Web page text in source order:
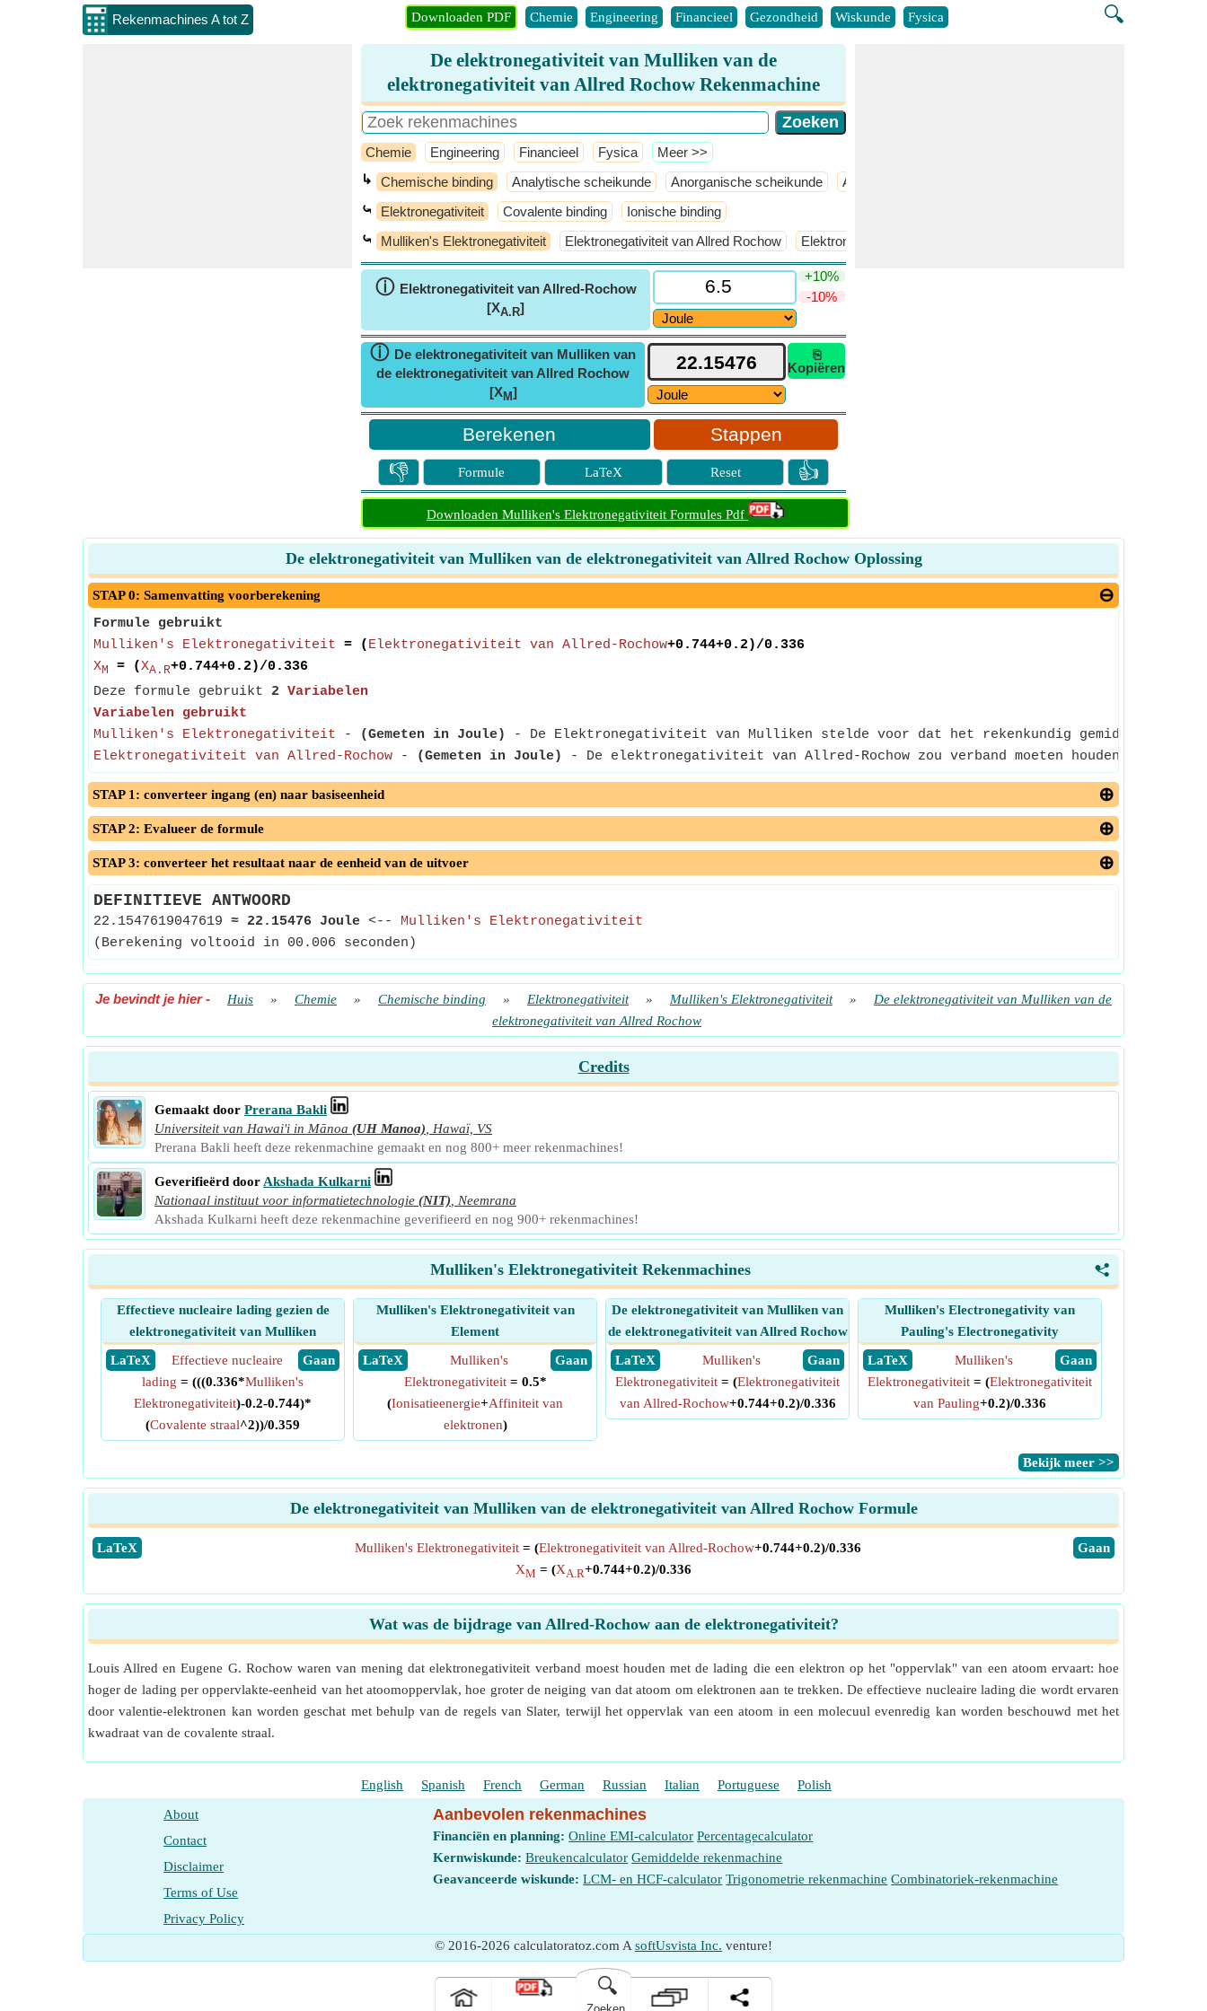
Rekenmachines A tot Z 🔍
Downloaden PDF Chemie Engineering Financieel Gezondheid Wiskunde Fysica
De elektronegativiteit van Mulliken van de
elektronegativiteit van Allred Rochow Rekenmachine
Chemie Engineering Financieel Fysica ​Meer >>
↳ Chemische binding Analytische scheikunde Anorganische scheikunde Atmosferische Chemie
⤿ Elektronegativiteit Covalente binding Ionische binding
⤿ Mulliken's Elektronegativiteit Elektronegativiteit van Allred Rochow Elektronegativiteit van Pauling
ⓘ Elektronegativiteit van Allred-Rochow
[XA.R]
+10%
-10%
ⓘ De elektronegativiteit van Mulliken van
de elektronegativiteit van Allred Rochow
[XM]
⎘
Kopiëren
Stappen
👎 Formule LaTeX Reset 👍
Downloaden Mulliken's Elektronegativiteit Formules Pdf
De elektronegativiteit van Mulliken van de elektronegativiteit van Allred Rochow Oplossing
STAP 0: Samenvatting voorberekening
Formule gebruikt
Mulliken's Elektronegativiteit = ( Elektronegativiteit van Allred-Rochow+0.744+0.2)/0.336
XM = (XA.R+0.744+0.2)/0.336
Deze formule gebruikt 2 Variabelen
Variabelen gebruikt
Mulliken's Elektronegativiteit - (Gemeten in Joule)
- De Elektronegativiteit van Mulliken stelde voor dat het rekenkundig gemiddelde
Elektronegativiteit van Allred-Rochow - (Gemeten in Joule) - De elektronegativiteit van Allred-Rochow zou verband moeten houden met de
STAP 1: converteer ingang (en) naar basiseenheid
STAP 2: Evalueer de formule
STAP 3: converteer het resultaat naar de eenheid van de uitvoer
DEFINITIEVE ANTWOORD
22.1547619047619 ≈ 22.15476 Joule <-- Mulliken's Elektronegativiteit
(Berekening voltooid in 00.006 seconden)
Je bevindt je hier- Huis » Chemie » Chemische binding » Elektronegativiteit » Mulliken's Elektronegativiteit »
De elektronegativiteit van Mulliken van de
elektronegativiteit van Allred Rochow
Credits
Gemaakt door Prerana Bakli
Universiteit van Hawai'i in Mānoa (UH Manoa)
Hawaï, VS
Prerana Bakli heeft deze rekenmachine gemaakt en nog 800+ meer rekenmachines!
Geverifieërd door Akshada Kulkarni
Nationaal instituut voor informatietechnologie (NIT)
Neemrana
Akshada Kulkarni heeft deze rekenmachine geverifieerd en nog 900+ rekenmachines!
<
Mulliken's Elektronegativiteit Rekenmachines
Effectieve nucleaire lading gezien de
elektronegativiteit van Mulliken
​ LaTeX
​ Gaan
Effectieve nucleaire
lading = (((0.336*Mulliken's
Elektronegativiteit)-0.2-0.744)*
(Covalente straal^2))/0.359
Mulliken's Elektronegativiteit van
Element
​ LaTeX
​ Gaan
Mulliken's
Elektronegativiteit= 0.5*
(Ionisatieenergie+Affiniteit van
elektronen)
De elektronegativiteit van Mulliken van
de elektronegativiteit van Allred Rochow
​ LaTeX
​ Gaan
Mulliken's
Elektronegativiteit = (Elektronegativiteit
van Allred-Rochow+0.744+0.2)/0.336
Mulliken's Electronegativity van
Pauling's Electronegativity
​ LaTeX
​ Gaan
Mulliken's
Elektronegativiteit = (Elektronegativiteit
van Pauling+0.2)/0.336
​Bekijk meer >>
De elektronegativiteit van Mulliken van de elektronegativiteit van Allred Rochow Formule
​LaTeX ​Gaan
Mulliken's Elektronegativiteit= (Elektronegativiteit van Allred-Rochow+0.744+0.2)/0.336
XM = (XA.R+0.744+0.2)/0.336
Wat was de bijdrage van Allred-Rochow aan de elektronegativiteit?
Louis Allred en Eugene G. Rochow waren van mening dat elektronegativiteit verband moest houden met de lading die een elektron op het "oppervlak" van een atoom ervaart: hoe
hoger de lading per oppervlakte-eenheid van het atoomoppervlak, hoe groter de neiging van dat atoom om elektronen aan te trekken. De effectieve nucleaire lading die wordt ervaren
door valentie-elektronen kan worden geschat met behulp van de regels van Slater, terwijl het oppervlak van een atoom in een molecuul evenredig kan worden beschouwd met het
kwadraat van de covalente straal.
English Spanish French German Russian Italian Portuguese Polish
About
Contact
Disclaimer
Terms of Use
Privacy Policy
Aanbevolen rekenmachines
Financiën en planning: Online EMI-calculator Percentagecalculator
Kernwiskunde: Breukencalculator Gemiddelde rekenmachine
Geavanceerde wiskunde: LCM- en HCF-calculator Trigonometrie rekenmachine Combinatoriek-rekenmachine
© 2016-2026 calculatoratoz.com A softUsvista Inc. venture!
🔍